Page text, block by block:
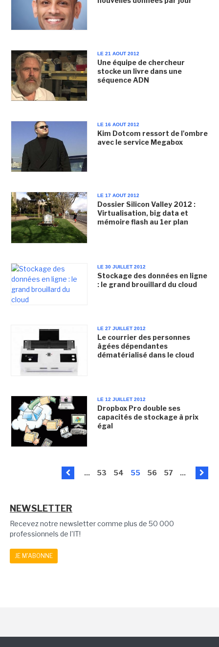
LE 21 AOUT 2012
Une équipe de chercheur
stocke un livre dans une
séquence ADN
LE 16 AOUT 2012
Kim Dotcom ressort de l'ombre
avec le service Megabox
LE 17 AOUT 2012
Dossier Silicon Valley 2012 :
Virtualisation, big data et
mémoire flash au 1er plan
LE 30 JUILLET 2012
Stockage des données en ligne
: le grand brouillard du cloud
LE 27 JUILLET 2012
Le courrier des personnes
âgées dépendantes
dématérialisé dans le cloud
LE 12 JUILLET 2012
Dropbox Pro double ses
capacités de stockage à prix
égal
... 53 54 55 56 57 ...
NEWSLETTER
Recevez notre newsletter comme plus de 50 000
professionnels de l'IT!
JE M'ABONNE